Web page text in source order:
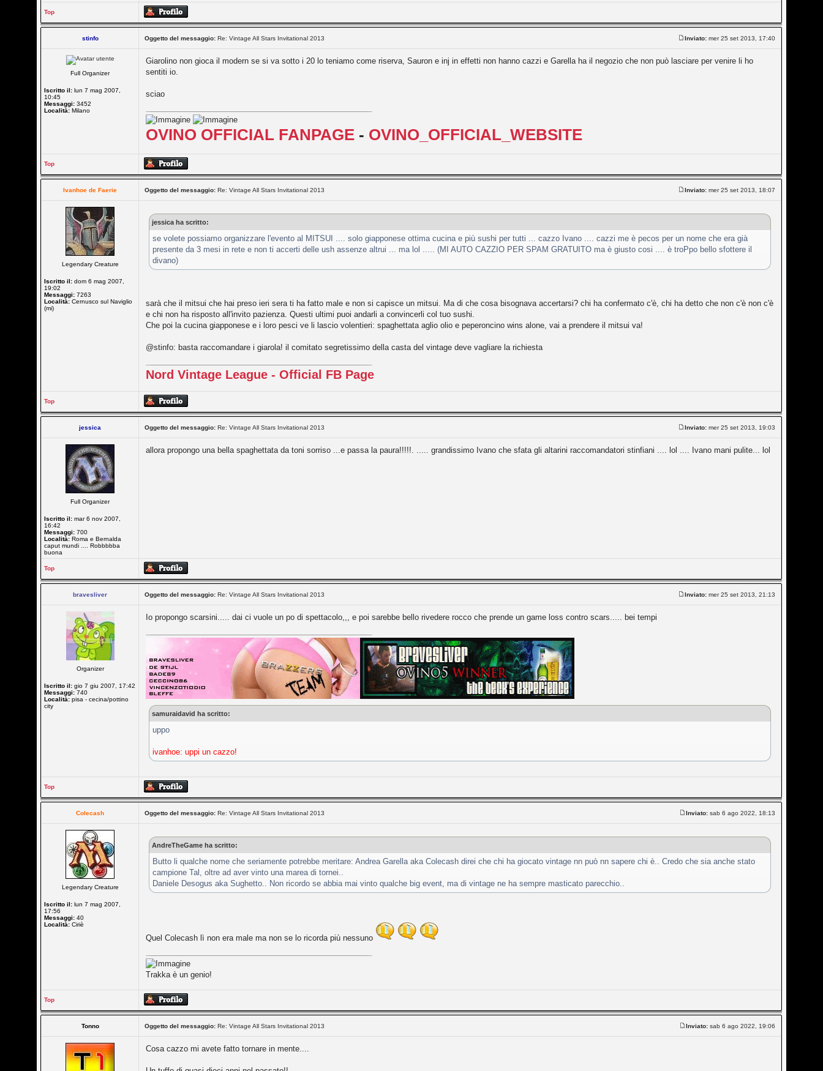
Top
stinfo Oggetto del messaggio: Re: Vintage All Stars Invitational 2013 Inviato: mer 25 set 2013, 17:40
Full Organizer
Iscritto il: lun 7 mag 2007,
10:45
Messaggi: 3452
Località: Milano
Giarolino non gioca il modern se si va sotto i 20 lo teniamo come riserva, Sauron e inj in effetti non hanno cazzi e Garella ha il negozio che non può lasciare per venire li ho
sentiti io.
sciao
OVINO OFFICIAL FANPAGE - OVINO_OFFICIAL_WEBSITE
Top
Ivanhoe de Faerie Oggetto del messaggio: Re: Vintage All Stars Invitational 2013 Inviato: mer 25 set 2013, 18:07
Legendary Creature
Iscritto il: dom 6 mag 2007,
19:02
Messaggi: 7263
Località: Cernusco sul Naviglio
(mi)
jessica ha scritto:
se volete possiamo organizzare l'evento al MITSUI .... solo giapponese ottima cucina e più sushi per tutti ... cazzo Ivano .... cazzi me è pecos per un nome che era già
presente da 3 mesi in rete e non ti accerti delle ush assenze altrui ... ma lol ..... (MI AUTO CAZZIO PER SPAM GRATUITO ma è giusto cosi .... è troPpo bello sfottere il
divano)
sarà che il mitsui che hai preso ieri sera ti ha fatto male e non si capisce un mitsui. Ma di che cosa bisognava accertarsi? chi ha confermato c'è, chi ha detto che non c'è non c'è
e chi non ha risposto all'invito pazienza. Questi ultimi puoi andarli a convincerli col tuo sushi.
Che poi la cucina giapponese e i loro pesci ve li lascio volentieri: spaghettata aglio olio e peperoncino wins alone, vai a prendere il mitsui va!
@stinfo: basta raccomandare i giarola! il comitato segretissimo della casta del vintage deve vagliare la richiesta
Nord Vintage League - Official FB Page
Top
jessica Oggetto del messaggio: Re: Vintage All Stars Invitational 2013 Inviato: mer 25 set 2013, 19:03
Full Organizer
Iscritto il: mar 6 nov 2007,
16:42
Messaggi: 700
Località: Roma e Bernalda
caput mundi .... Robbbbba
buona
allora propongo una bella spaghettata da toni sorriso ...e passa la paura!!!!!. ..... grandissimo Ivano che sfata gli altarini raccomandatori stinfiani .... lol .... Ivano mani pulite... lol
Top
bravesliver Oggetto del messaggio: Re: Vintage All Stars Invitational 2013 Inviato: mer 25 set 2013, 21:13
Organizer
Iscritto il: gio 7 giu 2007, 17:42
Messaggi: 740
Località: pisa - cecina/pottino
city
Io propongo scarsini..... dai ci vuole un po di spettacolo,,, e poi sarebbe bello rivedere rocco che prende un game loss contro scars..... bei tempi
samuraidavid ha scritto:
uppo
ivanhoe: uppi un cazzo!
Top
Colecash Oggetto del messaggio: Re: Vintage All Stars Invitational 2013 Inviato: sab 6 ago 2022, 18:13
Legendary Creature
Iscritto il: lun 7 mag 2007,
17:56
Messaggi: 40
Località: Ciriè
AndreTheGame ha scritto:
Butto li qualche nome che seriamente potrebbe meritare: Andrea Garella aka Colecash direi che chi ha giocato vintage nn può nn sapere chi è.. Credo che sia anche stato
campione Tal, oltre ad aver vinto una marea di tornei..
Daniele Desogus aka Sughetto.. Non ricordo se abbia mai vinto qualche big event, ma di vintage ne ha sempre masticato parecchio..
Quel Colecash lì non era male ma non se lo ricorda più nessuno
Trakka è un genio!
Top
Tonno Oggetto del messaggio: Re: Vintage All Stars Invitational 2013 Inviato: sab 6 ago 2022, 19:06
Cosa cazzo mi avete fatto tornare in mente....